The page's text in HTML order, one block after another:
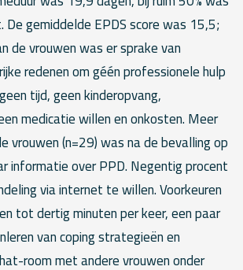
De gemiddelde EPDS score was 15,5;
de vrouwen was er sprake van
redenen om géén professionele hulp
tijd, geen kinderopvang,
medicatie willen en onkosten. Meer
vrouwen (n=29) was na de bevalling op
informatie over PPD. Negentig procent
via internet te willen. Voorkeuren
tot dertig minuten per keer, een paar
van coping strategieën en
room met andere vrouwen onder